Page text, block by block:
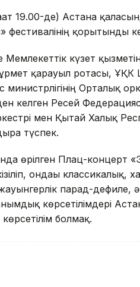
19.00-де) Астана
қорытынды
күзет
қарауыл ротасы,
министрлігінің Орталық
келген Ресей
мен Қытай Халық
түспек.
өрілген Плац-концерт
ондағы классикалық,
парад-дефиле,
көрсетілімдері
болмақ.